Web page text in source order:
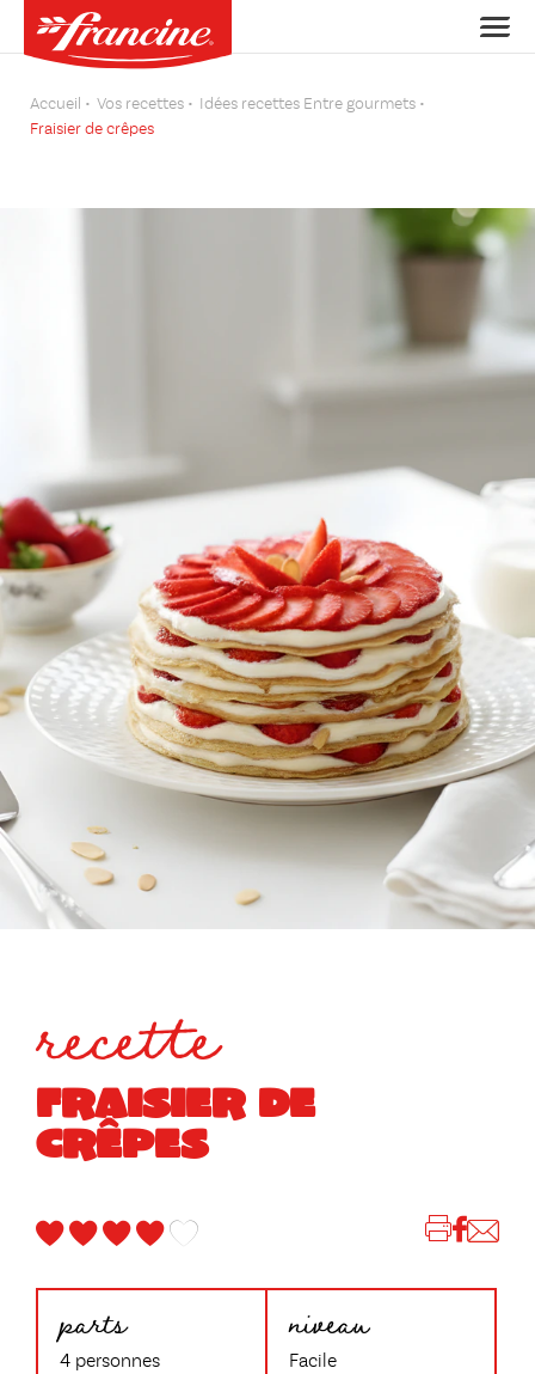
Accueil Vos recettes
Idées recettes Entre gourmets
Fraisier de crêpes
recette
FRAISIER DE
CRÊPES
parts
4 personnes
niveau
Facile